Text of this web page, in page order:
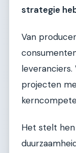
strategie
Van
projecten
Het stelt